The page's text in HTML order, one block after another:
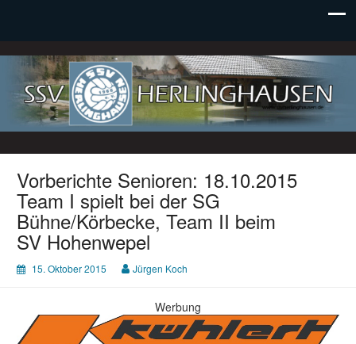
SSV Herlinghausen e. V.
Vorberichte Senioren: 18.10.2015
Team I spielt bei der SG
Bühne/Körbecke, Team II beim
SV Hohenwepel
15. Oktober 2015 Jürgen Koch
Werbung